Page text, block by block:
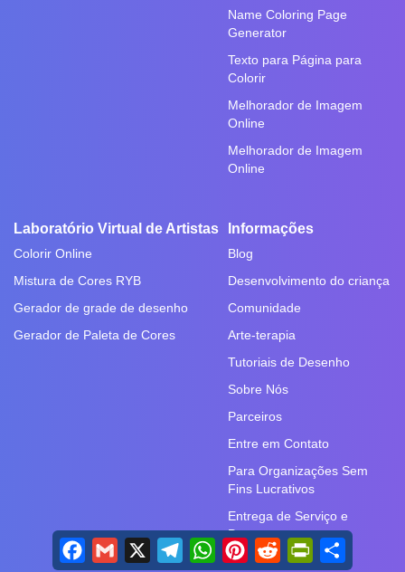
Name Coloring Page
Generator
Texto para Página para
Colorir
Melhorador de Imagem
Online
Melhorador de Imagem
Online
Laboratório Virtual de Artistas
Colorir Online
Mistura de Cores RYB
Gerador de grade de desenho
Gerador de Paleta de Cores
Informações
Blog
Desenvolvimento do criança
Comunidade
Arte-terapia
Tutoriais de Desenho
Sobre Nós
Parceiros
Entre em Contato
Para Organizações Sem
Fins Lucrativos
Entrega de Serviço e
Pagamento
Facebook
Gmail X TelegramWhatsAppPinterestRedditPrintFriendly